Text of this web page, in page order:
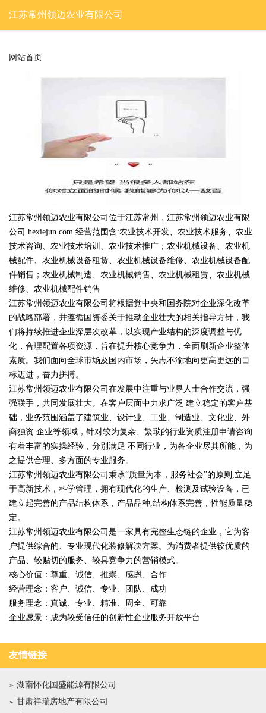
江苏常州领迈农业有限公司
网站首页
江苏常州领迈农业有限公司位于江苏常州，江苏常州领迈农业有限
公司 hexiejun.com 经营范围含:农业技术开发、农业技术服务、农业
技术咨询、农业技术培训、农业技术推广；农业机械设备、农业机
械配件、农业机械设备租赁、农业机械设备维修、农业机械设备配
件销售；农业机械制造、农业机械销售、农业机械租赁、农业机械
维修、农业机械配件销售
江苏常州领迈农业有限公司将根据党中央和国务院对企业深化改革
的战略部署，并遵循国资委关于推动企业壮大的相关指导方针，我
们将持续推进企业深层次改革，以实现产业结构的深度调整与优
化，合理配置各项资源，旨在提升核心竞争力，全面刷新企业整体
素质。我们面向全球市场及国内市场，矢志不渝地向更高更远的目
标迈进，奋力拼搏。
江苏常州领迈农业有限公司在发展中注重与业界人士合作交流，强
强联手，共同发展壮大。在客户层面中力求广泛 建立稳定的客户基
础，业务范围涵盖了建筑业、设计业、工业、制造业、文化业、外
商独资 企业等领域，针对较为复杂、繁琐的行业资质注册申请咨询
有着丰富的实操经验，分别满足 不同行业，为各企业尽其所能，为
之提供合理、多方面的专业服务。
江苏常州领迈农业有限公司秉承“质量为本，服务社会”的原则,立足
于高新技术，科学管理，拥有现代化的生产、检测及试验设备，已
建立起完善的产品结构体系，产品品种,结构体系完善，性能质量稳
定。
江苏常州领迈农业有限公司是一家具有完整生态链的企业，它为客
户提供综合的、专业现代化装修解决方案。为消费者提供较优质的
产品、较贴切的服务、较具竞争力的营销模式。
核心价值：尊重、诚信、推崇、感恩、合作
经营理念：客户、诚信、专业、团队、成功
服务理念：真诚、专业、精准、周全、可靠
企业愿景：成为较受信任的创新性企业服务开放平台
友情链接
湖南怀化国盛能源有限公司
甘肃祥瑞房地产有限公司